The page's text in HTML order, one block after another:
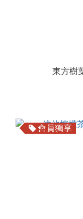
東方樹
會員獨享